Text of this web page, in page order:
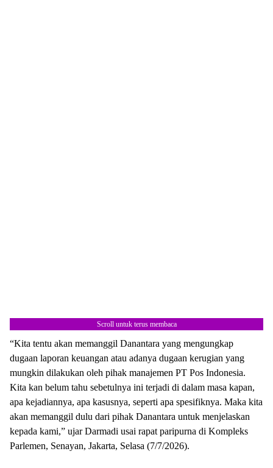
Scroll untuk terus membaca
“Kita tentu akan memanggil Danantara yang mengungkap
dugaan laporan keuangan atau adanya dugaan kerugian yang
mungkin dilakukan oleh pihak manajemen PT Pos Indonesia.
Kita kan belum tahu sebetulnya ini terjadi di dalam masa kapan,
apa kejadiannya, apa kasusnya, seperti apa spesifiknya. Maka kita
akan memanggil dulu dari pihak Danantara untuk menjelaskan
kepada kami,” ujar Darmadi usai rapat paripurna di Kompleks
Parlemen, Senayan, Jakarta, Selasa (7/7/2026).